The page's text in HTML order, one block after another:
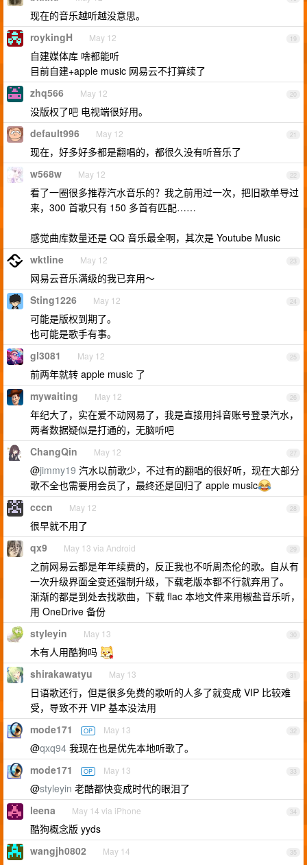
现在的音乐越听越没意思。
19
roykingH May 12
自建媒体库 啥都能听
目前自建+apple music 网易云不打算续了
20
zhq566 May 12
没版权了吧 电视端很好用。
21
default996 May 12
现在，好多好多都是翻唱的，都很久没有听音乐了
22
w568w May 12
看了一圈很多推荐汽水音乐的？我之前用过一次，把旧歌单导过
来，300 首歌只有 150 多首有匹配……
感觉曲库数量还是 QQ 音乐最全啊，其次是 Youtube Music
23
wktline May 12
网易云音乐满级的我已弃用～
24
Sting1226 May 12
可能是版权到期了。
也可能是歌手有事。
25
gl3081 May 12
前两年就转 apple music 了
26
mywaiting May 12
年纪大了，实在爱不动网易了，我是直接用抖音账号登录汽水，
两者数据疑似是打通的，无脑听吧
27
ChangQin May 12
@jimmy19 汽水以前歌少，不过有的翻唱的很好听，现在大部分
歌不全也需要用会员了，最终还是回归了 apple music
28
cccn May 12
很早就不用了
29
qx9 May 13 via Android
之前网易云都是年年续费的，反正我也不听周杰伦的歌。自从有
一次升级界面全变还强制升级，下载老版本都不行就弃用了。
渐渐的都是到处去找歌曲，下载 flac 本地文件来用椒盐音乐听，
用 OneDrive 备份
30
styleyin May 13
木有人用酷狗吗
31
shirakawatyu May 13
日语歌还行，但是很多免费的歌听的人多了就变成 VIP 比较难
受，导致不开 VIP 基本没法用
32
mode171 OP May 13
@qxq94 我现在也是优先本地听歌了。
33
mode171 OP May 13
@styleyin 老酷都快变成时代的眼泪了
34
leena May 14 via iPhone
酷狗概念版 yyds
35
wangjh0802 May 14